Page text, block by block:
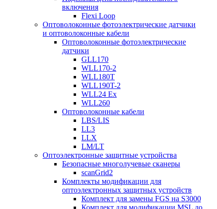
включения
Flexi Loop
Оптоволоконные фотоэлектрические датчики
и оптоволоконные кабели
Оптоволоконные фотоэлектрические
датчики
GLL170
WLL170-2
WLL180T
WLL190T-2
WLL24 Ex
WLL260
Оптоволоконные кабели
LBS/LIS
LL3
LLX
LM/LT
Оптоэлектронные защитные устройства
Безопасные многолучевые сканеры
scanGrid2
Комплекты модификации для
оптоэлектронных защитных устройств
Комплект для замены FGS на S3000
Комплект для модификации MSL до